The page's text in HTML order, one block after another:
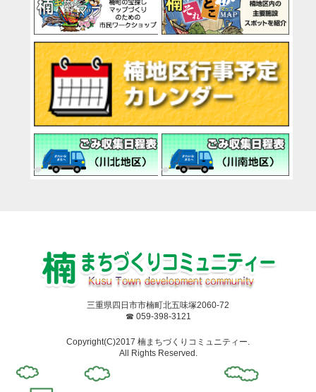
三重県四日市市楠町北五味塚2060-72
☎ 059-398-3121
Copyright(C)2017 楠まちづくりコミュニティー.
All Rights Reserved.